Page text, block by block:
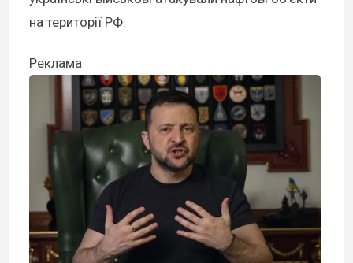
на території РФ.
Реклама